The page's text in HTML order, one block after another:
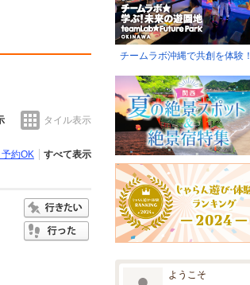
タイル表示
約OK すべて表示
チームラボ沖縄で共創を体験！
ようこそ